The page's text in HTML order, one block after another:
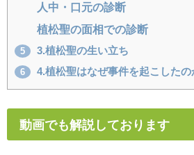
人中・口元の診断
植松聖の面相での診断
5 3.植松聖の生い立ち
6 4.植松聖はなぜ事件を起こしたの
動画でも解説しております